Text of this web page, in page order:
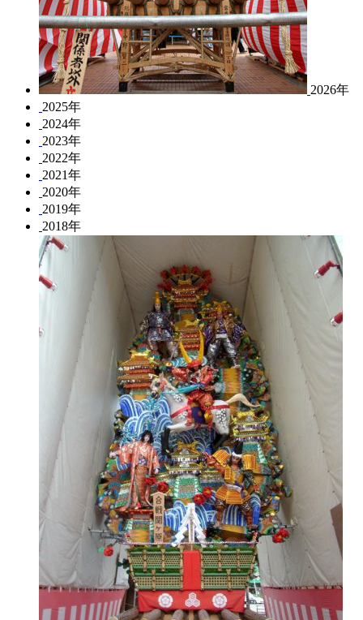
2026年
2025年
2024年
2023年
2022年
2021年
2020年
2019年
2018年